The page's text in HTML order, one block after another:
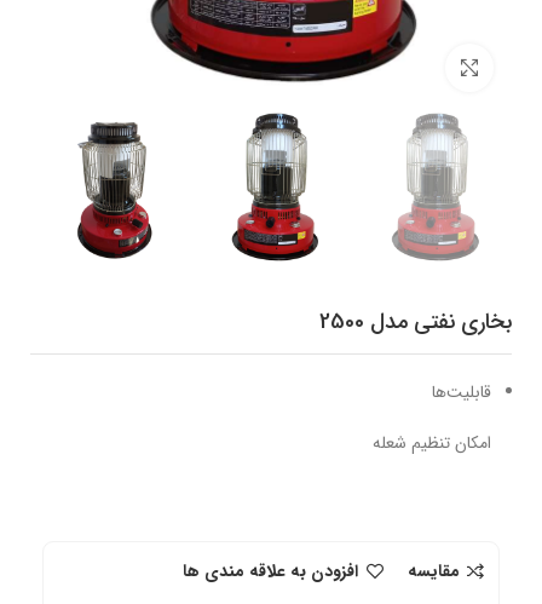
برای بزرگنمایی کلیک کنید
بخاری نفتی مدل 2500
قابلیت‌ها
امکان تنظیم شعله
مقایسه
افزودن به علاقه مندی ها